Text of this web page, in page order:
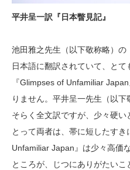
平井呈一訳『日本瞥見記』
池田雅之先生（以下敬称略）
日本語に翻訳されていて、とて
『Glimpses of Unfamiliar
りません。平井呈一先生（以
そらく全文訳ですが、少々硬
とって両者は、帯に短したす
Unfamiliar Japan』は少々高価
ところが、じつにありがたい